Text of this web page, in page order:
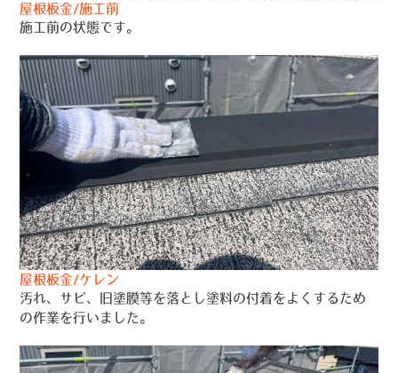
屋根板金/施工前
施工前の状態です。
屋根板金/ケレン
汚れ、サビ、旧塗膜等を落とし塗料の付着をよくするため
の作業を行いました。